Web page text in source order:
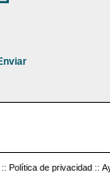
:: Política de privacidad ::